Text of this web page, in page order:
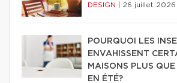
DESIGN 26 juillet 2026
POURQUOI LES
ENVAHISSENT
MAISONS PLUS
EN ÉTÉ?